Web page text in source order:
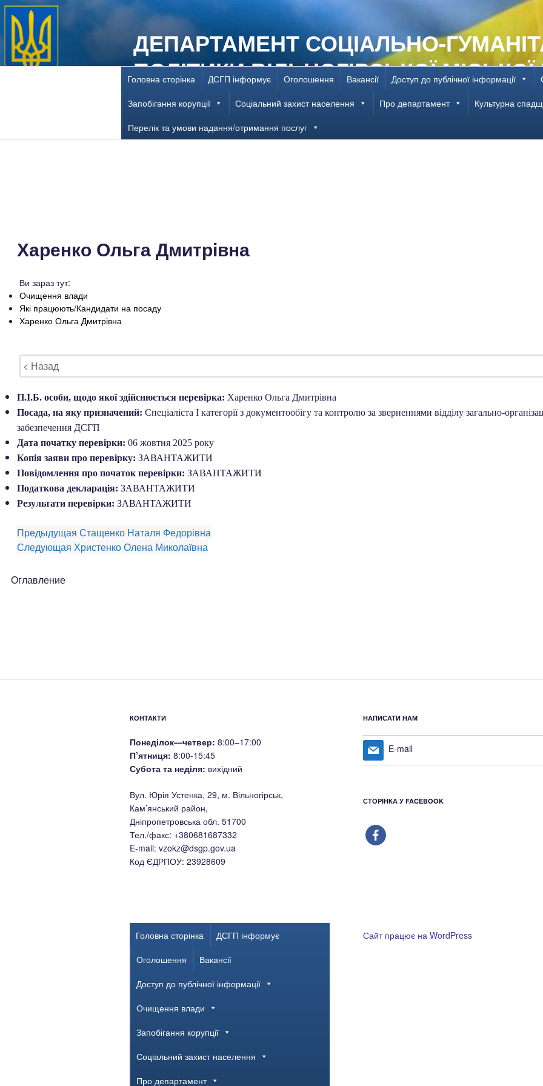
Перейти
вмісту
ДЕПАРТАМЕНТ СОЦІАЛЬНО-
ПОЛІТИКИ ВІЛЬНОГІРСЬКОЇ
ДНІПРОПЕТРОВСЬКОЇ ОБЛАСТІ
Головна сторінка ДСГП інформує Оголошення Вакансії Доступ до публічної інформації
Запобігання корупції
Соціальний захист населення Про департамент
Культурна
Перелік та умови надання/отримання послуг
Харенко Ольга Дмитрівна
Ви зараз тут:
Очищення влади
Які працюють/Кандидати на посаду
Харенко Ольга Дмитрівна
< Назад
П.І.Б. особи, щодо якої здійснюється перевірка: Харенко Ольга Дмитрівна
Посада, на яку призначений: Спеціаліста І категорії з документообігу та контролю за зверненнями відділу загально-
забезпечення ДСГП
Дата початку перевірки: 06 жовтня 2025 року
Копія заяви про перевірку: ЗАВАНТАЖИТИ
Повідомлення про початок перевірки: ЗАВАНТАЖИТИ
Податкова декларація: ЗАВАНТАЖИТИ
Результати перевірки: ЗАВАНТАЖИТИ
Предыдущая Стащенко Наталя Федорівна
Следующая Христенко Олена Миколаївна
Оглавление
КОНТАКТИ
Понеділок—четвер: 8:00–17:00
П’ятниця: 8:00-15:45
Субота та неділя: вихідний
Вул. Юрія Устенка, 29, м. Вільногірськ,
Кам’янський район,
Дніпропетровська обл. 51700
Тел./факс: +380681687332
E-mail: vzokz@dsgp.gov.ua
Код ЄДРПОУ: 23928609
НАПИСАТИ НАМ
E-mail
СТОРІНКА У FACEBOOK
facebook
Головна сторінка
ДСГП інформує
Оголошення
Вакансії
Доступ до публічної інформації
Очищення влади
Запобігання корупції
Соціальний захист населення
Про департамент
Сайт працює на WordPress